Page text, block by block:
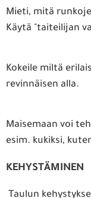
Mieti, mitä
Käytä "taiteilijan
Kokeile miltä
revinnäisen alla.
Maisemaan voi
esim. kukiksi,
KEHYSTÄMINEN
Taulun